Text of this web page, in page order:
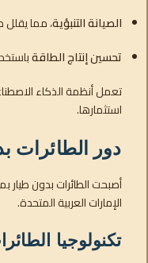
الصيانة التنبؤية، مما
تحسين إنتاج الطاقة
تعمل أنظمة الذكاء
استثمارها.
دور الطائرات
أصبحت الطائرات بدون طيار
الإمارات العربية المتحدة.
تكنولوجيا